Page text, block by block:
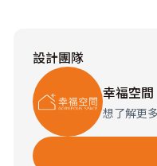
設計團隊
幸福空間
想了解更